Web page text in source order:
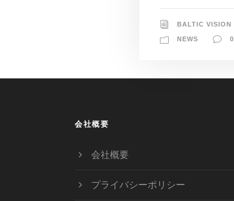
BALTIC VISION
NEWS 0
会社概要
会社概要
プライバシーポリシー